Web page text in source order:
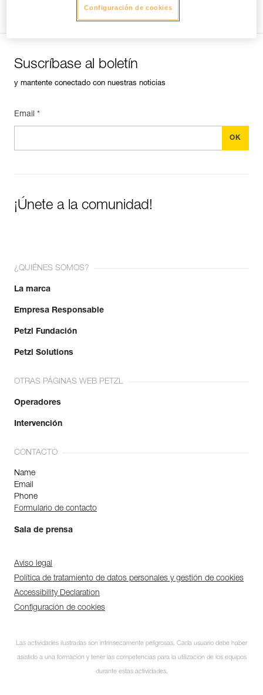
Ver la página del producto
Suscríbase al boletín
y mantente conectado con nuestras noticias
Email *
¡Únete a la comunidad!
¿QUIÉNES SOMOS?
La marca
Empresa Responsable
Petzl Fundación
Petzl Solutions
OTRAS PÁGINAS WEB PETZL
Operadores
Intervención
CONTACTO
Name
Email
Phone
Formulario de contacto
Sala de prensa
Aviso legal
Política de tratamiento de datos personales y gestión de cookies
Accessibility Declaration
Configuración de cookies
Las actividades ilustradas son intrínsecamente peligrosas. Cada usuario debe haber
asistido a una formación y tener las competencias para la utilización de los equipos
durante estas actividades.
Configuración de cookies